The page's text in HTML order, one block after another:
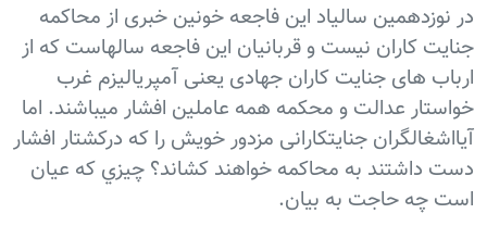
در نوزدهمین سالیاد این فاجعه خونین خبری از محاکمه
جنایت کاران نیست و قربانیان این فاجعه سالهاست که از
ارباب های جنایت کاران جهادی یعنی آمپریالیزم غرب
خواستار عدالت و محکمه همه عاملین افشار میباشند. اما
آيااشغالگران جنایتکارانی مزدور خویش را که درکشتار افشار
دست داشتند به محاکمه خواهند کشاند؟ چيزي كه عيان
است چه حاجت به بيان.